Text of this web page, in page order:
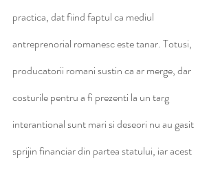
practica, dat fiind faptul ca mediul
antreprenorial romanesc este tanar. Totusi,
producatorii romani sustin ca ar merge, dar
costurile pentru a fi prezenti la un targ
interantional sunt mari si deseori nu au gasit
sprijin financiar din partea statului, iar acest